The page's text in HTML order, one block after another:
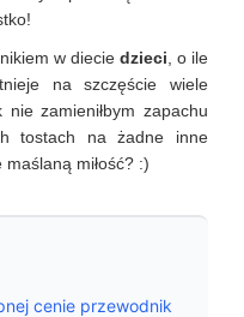
w diecie dzieci , o ile
na szczęście wiele
zamieniłbym zapachu
tostach na żadne inne
miłość? :)
cenie przewodnik